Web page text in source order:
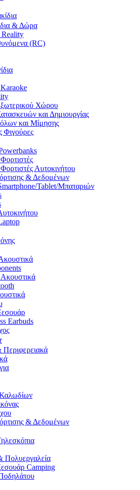
& Δώρα
Reality
(RC)
Χώρου
και Δημιουργίας
και Μίμησης
Φιγούρες
Αυτοκινήτου
& Δεδομένων
Tablet/Μπαταριών
Earbuds
Περιφερειακά
Καλωδίων
& Δεδομένων
Πολυεργαλεία
Camping